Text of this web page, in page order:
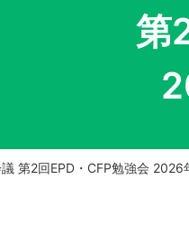
第
第2回EPD・CFP勉強会 2026